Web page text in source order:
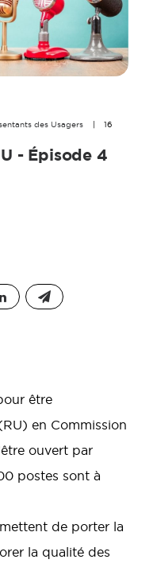
des Usagers
16
- Épisode 4
être
en Commission
ouvert par
postes sont à
de porter la
la qualité des